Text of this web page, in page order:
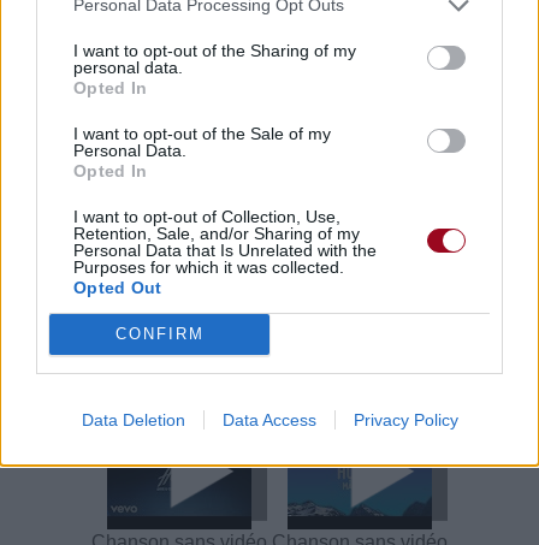
Personal Data Processing Opt Outs
I want to opt-out of the Sharing of my
personal data.
Opted In
I want to opt-out of the Sale of my
Personal Data.
Opted In
I want to opt-out of Collection, Use,
Retention, Sale, and/or Sharing of my
Personal Data that Is Unrelated with the
Purposes for which it was collected.
Opted Out
CONFIRM
Data Deletion Data Access Privacy Policy
Vous aimez chanter, apprenez la guitare chez
Télécharger légalement les MP3 ou trouver le CD sur
Trouver un instrument de musique ou une partition au
meilleur prix sur
Paroles + Traduction Téléchargement
Vidéos
Commentaires
Voir la vidéo de «HONEY (ARE U